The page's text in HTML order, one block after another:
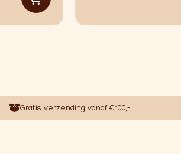
Gratis verzending vanaf €100,-